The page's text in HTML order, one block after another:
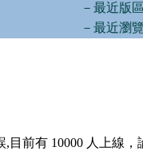
－最近版
－最近瀏
,目前有 10000 人上線